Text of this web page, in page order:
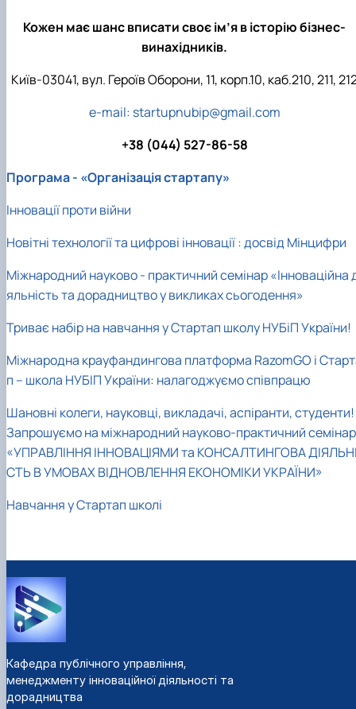
Кожен має шанс вписати своє ім’я в історію бізнес-
винахідників.
Київ-03041, вул. Героїв Оборони, 11, корп.10, каб.210, 211,
e-mail: startupnubip@gmail.com
+38 (044) 527-86-58
Програма - «Організація стартапу»
Інновації проти війни
Новітні технології та цифрові інновації : досвід Мінцифри
Міжнародний науково - практичний семінар «Інноваційна
яльність та дорадництво у викликах сьогодення»
Триває набір на навчання у Стартап школу НУБіП України!
Міжнародна крауфандингова платформа RazomGO і
п – школа НУБІП України: налагоджуємо співпрацю
Шановні колеги, науковці, викладачі, аспіранти, студенти!
Запрошуємо на міжнародний науково-практичний семінар
«УПРАВЛІННЯ ІННОВАЦІЯМИ та КОНСАЛТИНГОВА
СТЬ В УМОВАХ ВІДНОВЛЕННЯ ЕКОНОМІКИ УКРАЇНИ»
Навчання у Стартап школі
Кафедра публічного управління,
менеджменту інноваційної діяльності та
дорадництва